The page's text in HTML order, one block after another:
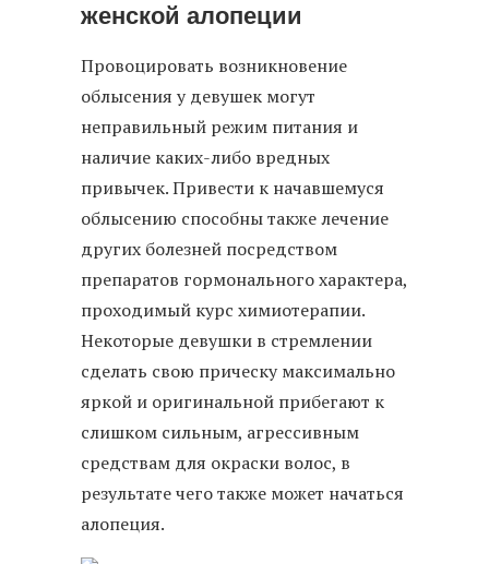
женской алопеции
Провоцировать возникновение
облысения у девушек могут
неправильный режим питания и
наличие каких-либо вредных
привычек. Привести к начавшемуся
облысению способны также лечение
других болезней посредством
препаратов гормонального характера,
проходимый курс химиотерапии.
Некоторые девушки в стремлении
сделать свою прическу максимально
яркой и оригинальной прибегают к
слишком сильным, агрессивным
средствам для окраски волос, в
результате чего также может начаться
алопеция.